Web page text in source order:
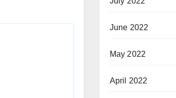
June 2022
May 2022
April 2022